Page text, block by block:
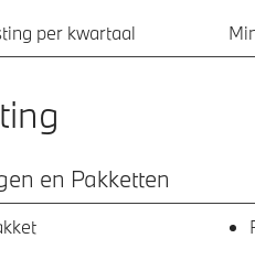
per kwartaal
en Pakketten